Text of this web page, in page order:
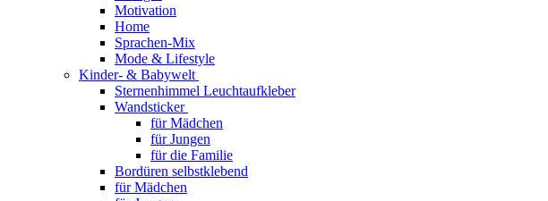
Motivation
Home
Sprachen-Mix
Mode & Lifestyle
Kinder- & Babywelt
Sternenhimmel Leuchtaufkleber
Wandsticker
für Mädchen
für Jungen
für die Familie
Bordüren selbstklebend
für Mädchen